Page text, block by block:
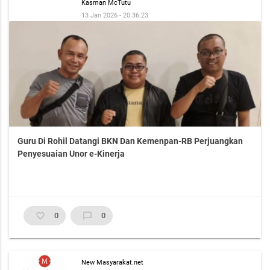
Kasman McTutu
13 Jan 2026 - 20:36:23
Guru Di Rohil Datangi BKN Dan Kemenpan-RB Perjuangkan
Penyesuaian Unor e-Kinerja
favorite_border 0 chat_bubble_outline 0
New Masyarakat.net